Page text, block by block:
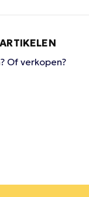
Of verkopen?